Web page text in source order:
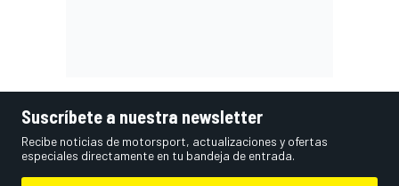
Suscríbete a nuestra newsletter
Recibe noticias de motorsport, actualizaciones y ofertas
especiales directamente en tu bandeja de entrada.